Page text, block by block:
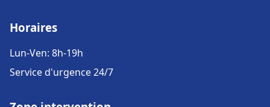
Horaires
Lun-Ven: 8h-19h
Service d'urgence 24/7